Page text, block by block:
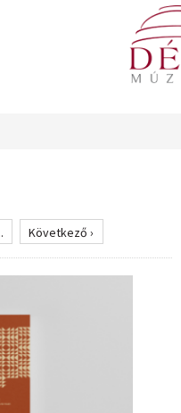
Következő ›